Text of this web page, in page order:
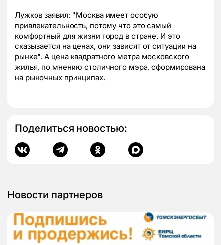
Лужков заявил: "Москва имеет особую
привлекательность, потому что это самый
комфортный для жизни город в стране. И это
сказывается на ценах, они зависят от ситуации на
рынке". А цена квадратного метра московского
жилья, по мнению столичного мэра, сформирована
на рыночных принципах.
Поделиться новостью:
Новости партнеров